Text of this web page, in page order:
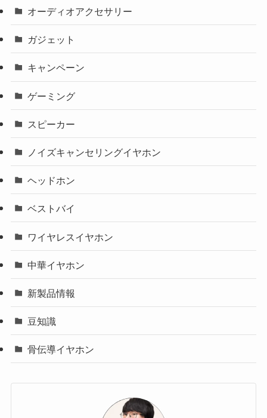
オーディオアクセサリー
ガジェット
キャンペーン
ゲーミング
スピーカー
ノイズキャンセリングイヤホン
ヘッドホン
ベストバイ
ワイヤレスイヤホン
中華イヤホン
新製品情報
豆知識
骨伝導イヤホン